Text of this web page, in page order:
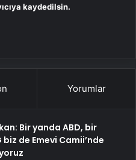
kaydedilsin.
Yorumlar
Bir yanda ABD, bir
biz de Emevi Camii’nde